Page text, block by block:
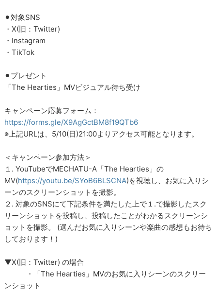
⚫︎対象SNS
・X(旧：Twitter)
・Instagram
・TikTok
⚫︎プレゼント
「The Hearties」MVビジュアル待ち受け
キャンペーン応募フォーム：
https://forms.gle/X9AgGctBM8f19QTb6
※上記URLは、5/10(日)21:00よりアクセス可能となります。
＜キャンペーン参加方法＞
１. YouTubeでMECHATU-A「The Hearties」の
MV(https://youtu.be/SYoB6BLSCNA)を視聴し、お気に入りシ
ーンのスクリーンショットを撮影。
２. 対象のSNSにて下記条件を満たした上で１.で撮影したスク
リーンショットを投稿し、投稿したことがわかるスクリーンシ
ョットを撮影。 (選んだお気に入りシーンや楽曲の感想もお待ち
しております！)
▼X(旧：Twitter) の場合
・「The Hearties」MVのお気に入りシーンのスクリー
ンショット